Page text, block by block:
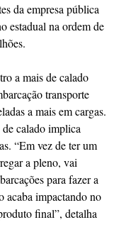
da empresa pública
estadual na ordem de
a mais de calado
transporte
a mais em cargas.
calado implica
“Em vez de ter um
a pleno, vai
para fazer a
acaba impactando no
final”, detalha